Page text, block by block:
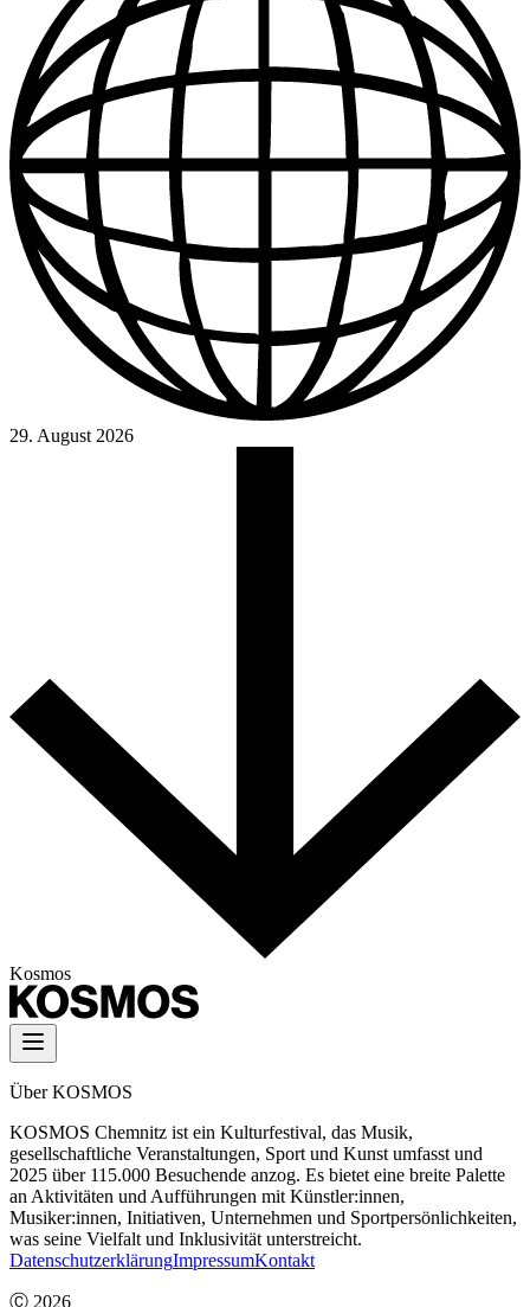
29. August 2026
Kosmos
Über KOSMOS
KOSMOS Chemnitz ist ein Kulturfestival, das Musik,
gesellschaftliche Veranstaltungen, Sport und Kunst umfasst und
2025 über 115.000 Besuchende anzog. Es bietet eine breite Palette
an Aktivitäten und Aufführungen mit Künstler:innen,
Musiker:innen, Initiativen, Unternehmen und Sportpersönlichkeiten,
was seine Vielfalt und Inklusivität unterstreicht.
DatenschutzerklärungImpressumKontakt
Ⓒ 2026